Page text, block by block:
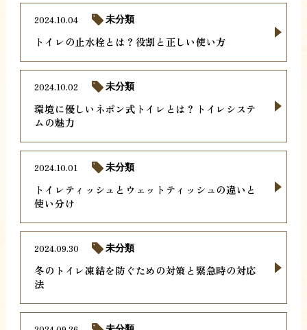
トイレの止水栓とは？役割と正しい使い方
2024.10.04 未分類
環境に優しいネポン式トイレとは？トイレシステ
ムの魅力
2024.10.02 未分類
トイレティッシュとウェットティッシュの違いと
使い分け
2024.10.01 未分類
冬のトイレ凍結を防ぐための対策と緊急時の対応
法
2024.09.30 未分類